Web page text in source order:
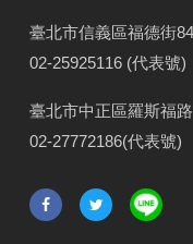
臺北市信義區福德街
02-25925116 (代表號)
臺北市中正區羅斯福
02-27772186(代表號)